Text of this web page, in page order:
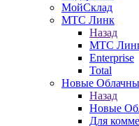
МойСклад
МТС Линк
Назад
МТС
Enterprise
Total
Новые
Назад
Новые
Для